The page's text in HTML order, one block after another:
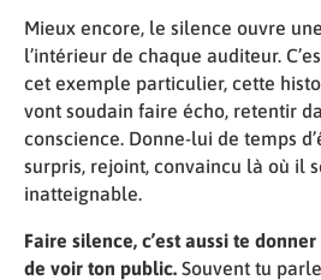
Mieux encore, le silence ouvre
l’intérieur de chaque auditeur.
cet exemple particulier, cette
vont soudain faire écho, retentir
conscience. Donne-lui de temps
surpris, rejoint, convaincu là où il
inatteignable.
Faire silence, c’est aussi te
de voir ton public. Souvent tu